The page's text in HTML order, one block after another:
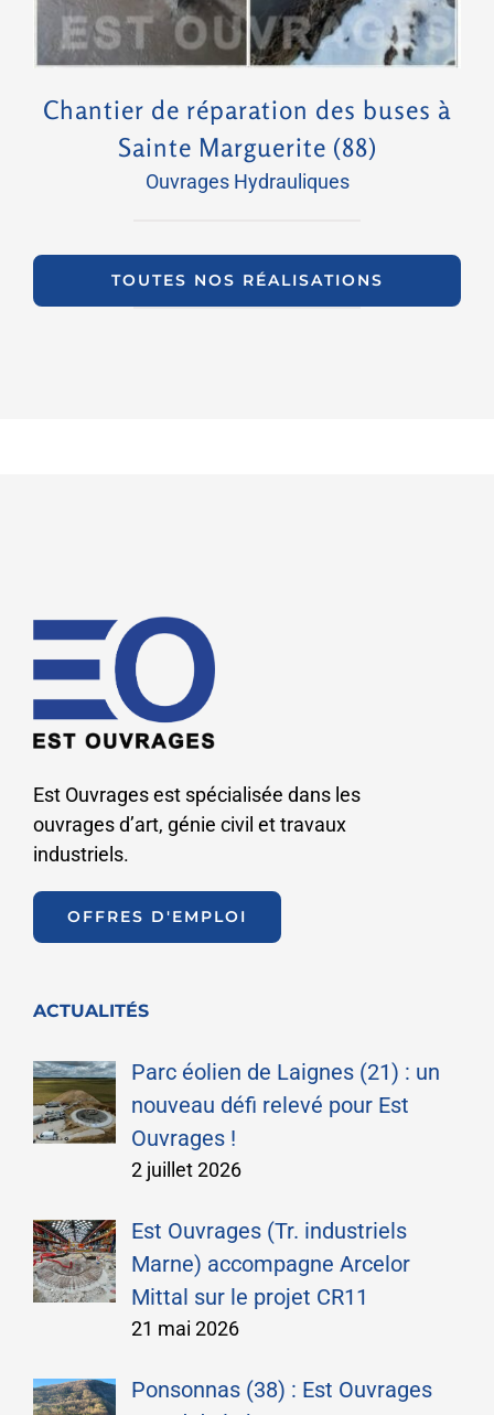
Chantier de réparation des buses à
Sainte Marguerite (88)
Ouvrages Hydrauliques
TOUTES NOS RÉALISATIONS
Est Ouvrages est spécialisée dans les
ouvrages d’art, génie civil et travaux
industriels.
OFFRES D'EMPLOI
ACTUALITÉS
Parc éolien de Laignes (21) : un
nouveau défi relevé pour Est
Ouvrages !
2 juillet 2026
Est Ouvrages (Tr. industriels
Marne) accompagne Arcelor
Mittal sur le projet CR11
21 mai 2026
Ponsonnas (38) : Est Ouvrages